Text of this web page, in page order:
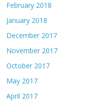
February 2018
January 2018
December 2017
November 2017
October 2017
May 2017
April 2017